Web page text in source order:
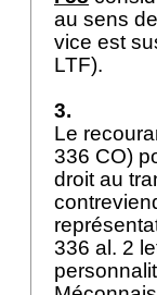
au sens
vice est
LTF).
3.
Le
336 CO)
droit au
336 al. 2